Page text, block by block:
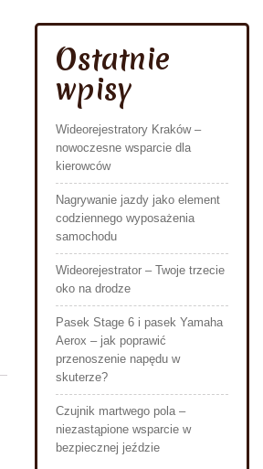
Ostatnie
wpisy
Wideorejestratory Kraków –
nowoczesne wsparcie dla
kierowców
Nagrywanie jazdy jako element
codziennego wyposażenia
samochodu
Wideorejestrator – Twoje trzecie
oko na drodze
Pasek Stage 6 i pasek Yamaha
Aerox – jak poprawić
przenoszenie napędu w
skuterze?
Czujnik martwego pola –
niezastąpione wsparcie w
bezpiecznej jeździe